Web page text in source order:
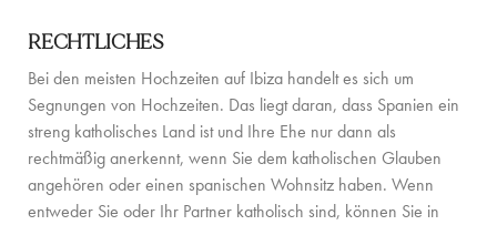
BOOTCHARTER-FLOTTE
PRIVATE CHEF AND BAR SERVICES
FAMILIENERLEBNISSE
CONCIERGE
RECHTLICHES
Bei den meisten Hochzeiten auf Ibiza handelt es sich um
Segnungen von Hochzeiten. Das liegt daran, dass Spanien ein
streng katholisches Land ist und Ihre Ehe nur dann als
rechtmäßig anerkennt, wenn Sie dem katholischen Glauben
angehören oder einen spanischen Wohnsitz haben. Wenn
entweder Sie oder Ihr Partner katholisch sind, können Sie in